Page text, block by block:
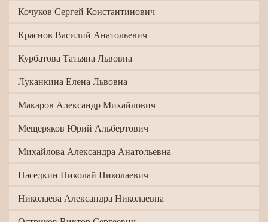
Кочуков Сергей Константинович
Краснов Василий Анатольевич
Курбатова Татьяна Львовна
Луканкина Елена Львовна
Макаров Александр Михайлович
Мещеряков Юрий Альбертович
Михайлова Александра Анатольевна
Наседкин Николай Николаевич
Николаева Александра Николаевна